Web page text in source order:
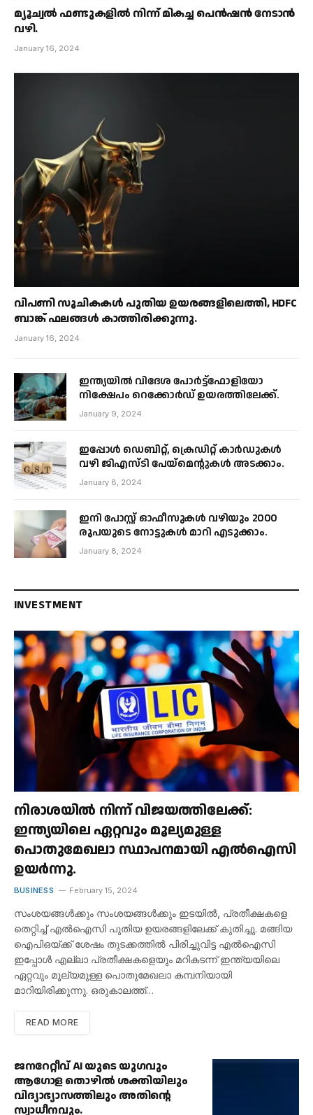
മ്യൂച്വൽ ഫണ്ടുകളിൽ നിന്ന് മികച്ച പെൻഷൻ നേടാൻ
വഴി.
January 16, 2024
വിപണി സൂചികകൾ പുതിയ ഉയരങ്ങളിലെത്തി, HDFC
ബാങ്ക് ഫലങ്ങൾ കാത്തിരിക്കുന്നു.
January 16, 2024
ഇന്ത്യയിൽ വിദേശ പോർട്ട്ഫോളിയോ
നിക്ഷേപം റെക്കോർഡ് ഉയരത്തിലേക്ക്.
January 9, 2024
ഇപ്പോൾ ഡെബിറ്റ്, ക്രെഡിറ്റ് കാർഡുകൾ
വഴി ജിഎസ്ടി പേയ്മെന്റുകൾ അടക്കാം.
January 8, 2024
ഇനി പോസ്റ്റ് ഓഫീസുകൾ വഴിയും 2000
രൂപയുടെ നോട്ടുകൾ മാറി എടുക്കാം.
January 8, 2024
INVESTMENT
നിരാശയിൽ നിന്ന് വിജയത്തിലേക്ക്:
ഇന്ത്യയിലെ ഏറ്റവും മൂല്യമുള്ള
പൊതുമേഖലാ സ്ഥാപനമായി എൽഐസി
ഉയർന്നു.
BUSINESS February 15, 2024
സംശയങ്ങൾക്കും സംശയങ്ങൾക്കും ഇടയിൽ, പ്രതീക്ഷകളെ
തെറ്റിച്ച് എൽഐസി പുതിയ ഉയരങ്ങളിലേക്ക് കുതിച്ചു. മങ്ങിയ
ഐപിഒയ്ക്ക് ശേഷം തുടക്കത്തിൽ പിരിച്ചുവിട്ട എൽഐസി
ഇപ്പോൾ എല്ലാ പ്രതീക്ഷകളെയും മറികടന്ന് ഇന്ത്യയിലെ
ഏറ്റവും മൂല്യമുള്ള പൊതുമേഖലാ കമ്പനിയായി
മാറിയിരിക്കുന്നു. ഒരുകാലത്ത്…
READ MORE
ജനറേറ്റീവ് AI യുടെ യുഗവും
ആഗോള തൊഴിൽ ശക്തിയിലും
വിദ്യാഭ്യാസത്തിലും അതിൻ്റെ
സ്വാധീനവും.